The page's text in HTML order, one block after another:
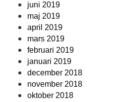
juni 2019
maj 2019
april 2019
mars 2019
februari 2019
januari 2019
december 2018
november 2018
oktober 2018